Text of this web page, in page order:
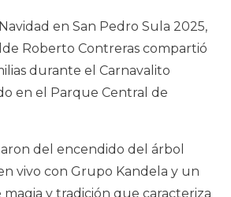
en San Pedro Sula 2025,
Roberto Contreras compartió
durante el Carnavalito
en el Parque Central de
del encendido del árbol
vivo con Grupo Kandela y un
y tradición que caracteriza